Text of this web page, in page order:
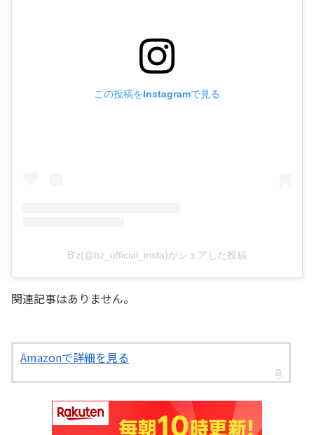
この投稿をInstagramで見る
B'z(@bz_official_insta)がシェアした投稿
関連記事はありません。
Amazonで詳細を見る